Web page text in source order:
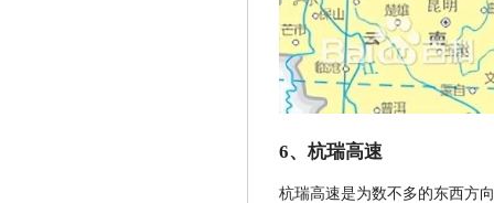
6、杭瑞高速
杭瑞高速是为数不多的东西方